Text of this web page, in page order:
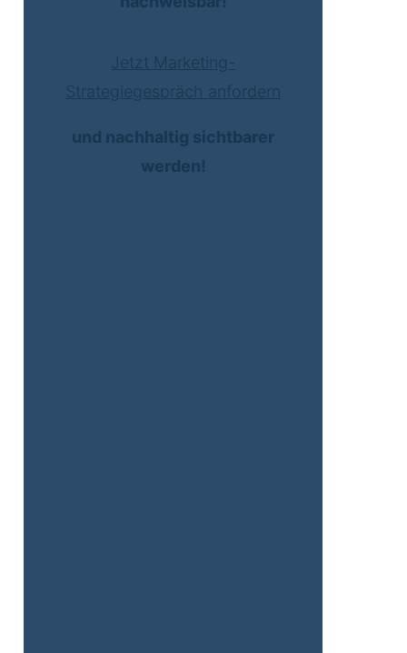
Jetzt Marketing-
Strategiegespräch anfordern
und nachhaltig sichtbarer
werden!